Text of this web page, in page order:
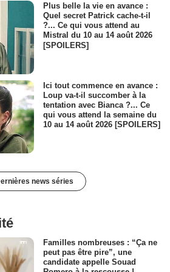
Plus belle la vie en avance :
Quel secret Patrick cache-t-il
?... Ce qui vous attend au
Mistral du 10 au 14 août 2026
[SPOILERS]
Ici tout commence en avance :
Loup va-t-il succomber à la
tentation avec Bianca ?... Ce
qui vous attend la semaine du
10 au 14 août 2026 [SPOILERS]
news séries
Familles nombreuses : “Ça ne
peut pas être pire”, une
candidate appelle Souad